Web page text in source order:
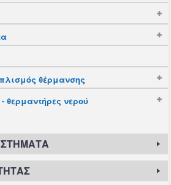
θέρμανσης
θερμαντήρες νερού